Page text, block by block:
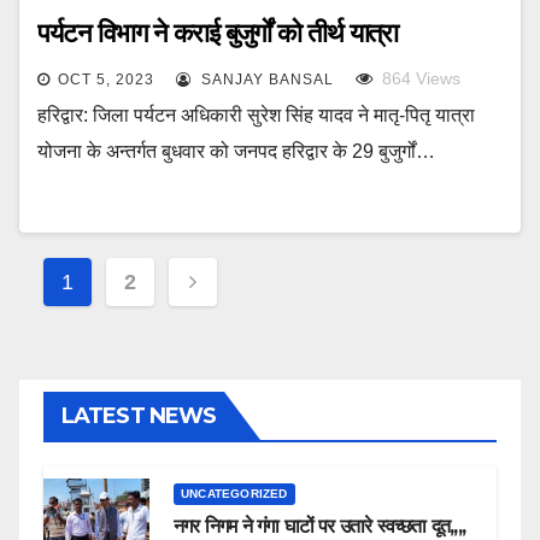
पर्यटन विभाग ने कराई बुजुर्गों को तीर्थ यात्रा
OCT 5, 2023 SANJAY BANSAL 864 Views
हरिद्वार: जिला पर्यटन अधिकारी सुरेश सिंह यादव ने मातृ-पितृ यात्रा
योजना के अन्तर्गत बुधवार को जनपद हरिद्वार के 29 बुजुर्गों…
Posts
1 2
LATEST NEWS
UNCATEGORIZED
नगर निगम ने गंगा घाटों पर उतारे स्वच्छता दूत,,,,